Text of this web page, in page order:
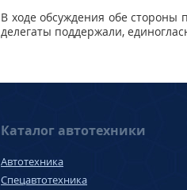
В ходе обсуждения обе
делегаты поддержали,
Каталог автотехники
Автотехника
Спецавтотехника